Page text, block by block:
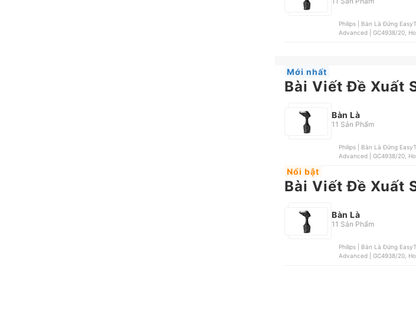
Philips | Bàn Là Đứng
Advanced | GC4938/20,
Mới nhất
Bài Viết Đề Xuất
Bàn Là
11 Sản Phẩm
Philips | Bàn Là Đứng
Advanced | GC4938/20,
Nổi bật
Bài Viết Đề Xuất
Bàn Là
11 Sản Phẩm
Philips | Bàn Là Đứng
Advanced | GC4938/20,